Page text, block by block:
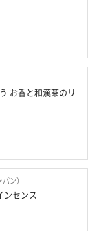
お香と和漢茶のリ
ン）
ンセンス